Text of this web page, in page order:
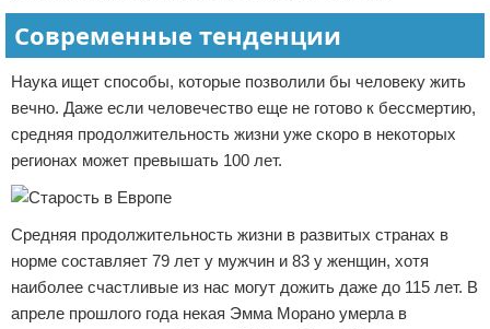
Современные тенденции
Наука ищет способы, которые позволили бы человеку жить
вечно. Даже если человечество еще не готово к бессмертию,
средняя продолжительность жизни уже скоро в некоторых
регионах может превышать 100 лет.
Средняя продолжительность жизни в развитых странах в
норме составляет 79 лет у мужчин и 83 у женщин, хотя
наиболее счастливые из нас могут дожить даже до 115 лет. В
апреле прошлого года некая Эмма Морано умерла в